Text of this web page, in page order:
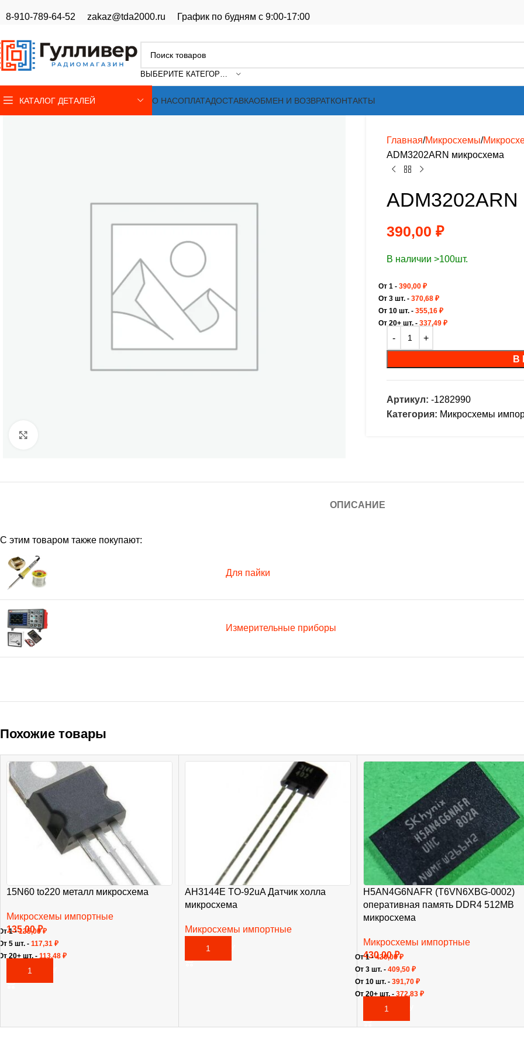
8-910-789-64-52 zakaz@tda2000.ru График по будням с 9:00-17:00
ВЫБЕРИТЕ КАТЕГОРИЮ
КАТАЛОГ ДЕТАЛЕЙ О НАСОПЛАТАДОСТАВКАОБМЕН И ВОЗВРАТКОНТАКТЫ
Главная Микросхемы
ADM3202ARN микросхема
390,00 ₽
В наличии >100шт.
От 1 - 390,00 ₽
От 3 шт. - 370,68 ₽
От 10 шт. - 355,16 ₽
От 20+ шт. - 337,49 ₽
В
Артикул: -1282990
Категория: Микросхемы
ОПИСАНИЕ
С этим товаром также покупают:
Для пайки
Измерительные приборы
Похожие товары
15N60 to220 металл микросхема
Микросхемы импортные
135,00₽
В КОРЗИНУ
1 -135,00₽
5 шт. - 117,31 ₽
20+ шт. - 113,48 ₽
AH3144E TO-92uA Датчик холла
микросхема
Микросхемы импортные
В КОРЗИНУ
H5AN4G6NAFR (T6VN6XBG-0002)
оперативная память DDR4 512MB
микросхема
Микросхемы импортные
430,00₽
В КОРЗИНУ
От 1 -430,00₽
От 3 шт. - 409,50 ₽
От 10 шт. - 391,70 ₽
От 20+ шт. - 372,83 ₽